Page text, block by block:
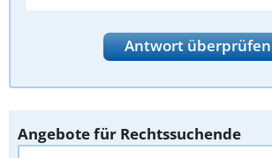
Antwort überprüfen
Angebote für Rechtssuchende